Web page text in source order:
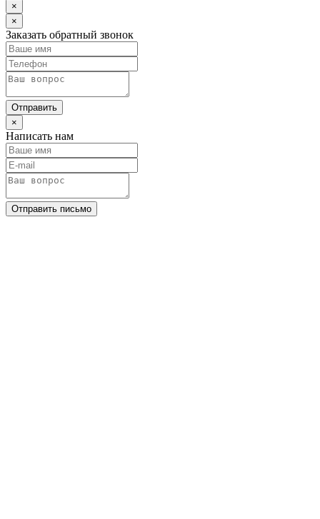
×
×
Заказать обратный звонок
Отправить
×
Написать нам
Отправить письмо